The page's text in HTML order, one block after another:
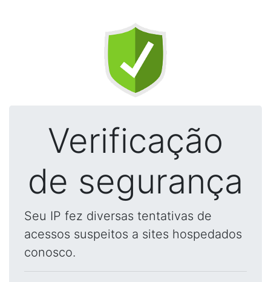
Verificação
de segurança
Seu IP fez diversas tentativas de
acessos suspeitos a sites hospedados
conosco.